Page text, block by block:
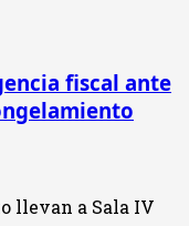
fiscal ante